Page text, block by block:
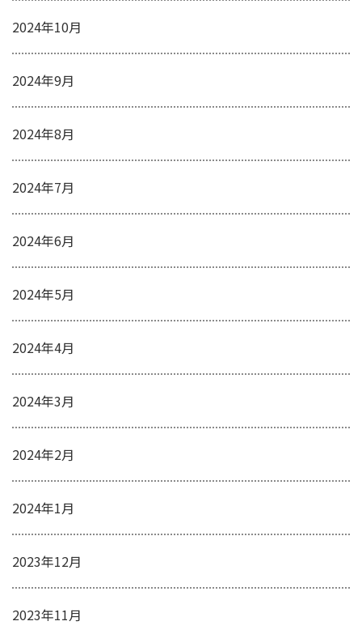
2024年10月
2024年9月
2024年8月
2024年7月
2024年6月
2024年5月
2024年4月
2024年3月
2024年2月
2024年1月
2023年12月
2023年11月